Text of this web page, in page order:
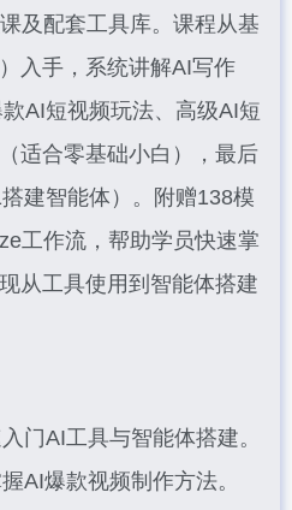
及配套工具库。课程从基
入手，系统讲解AI写作
款AI短视频玩法、高级AI短
适合零基础小白），最后
建智能体）。附赠138模
工作流，帮助学员快速掌
从工具使用到智能体搭建
门AI工具与智能体搭建。
AI爆款视频制作方法。